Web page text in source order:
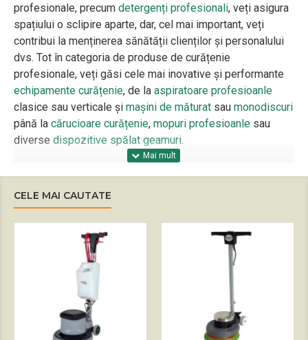
profesionale, precum detergenți profesionali, veți asigura
spațiului o sclipire aparte, dar, cel mai important, veți
contribui la menținerea sănătății clienților și personalului
dvs. Tot în categoria de produse de curățenie
profesionale, veți găsi cele mai inovative și performante
echipamente curățenie, de la aspiratoare profesioanle
clasice sau verticale și mașini de măturat sau monodiscuri
până la cărucioare curățenie, mopuri profesioanle sau
diverse dispozitive spălat geamuri.
Pe lângă aceste produse de curățenie prezentate mai
din catalogul nostru, alături de piesele de schimb potrivite
Deoarece cea mai grea parte a curățeniei este să găsești
produse de curățenie profesionale
potrivite,
Servexpert este mereu alături de toți clienții săi
oferirea de sfaturi și indicații pentru utilizarea acestora.
Gama variată de produse de curățenie profesionale pe
care o pune la dispoziție se pliază pentru fiecare domeniu,
CELE MAI CAUTATE